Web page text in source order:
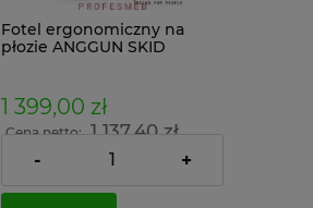
Fotel ergonomiczny na
płozie ANGGUN SKID
1 399,00 zł
Cena netto: 1 137,40 zł
-
+